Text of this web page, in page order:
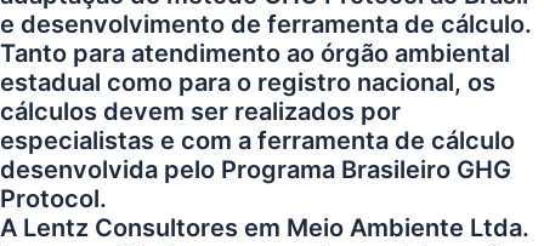
e desenvolvimento de ferramenta de cálculo.
Tanto para atendimento ao órgão ambiental
estadual como para o registro nacional, os
cálculos devem ser realizados por
especialistas e com a ferramenta de cálculo
desenvolvida pelo Programa Brasileiro GHG
Protocol.
A Lentz Consultores em Meio Ambiente Ltda.